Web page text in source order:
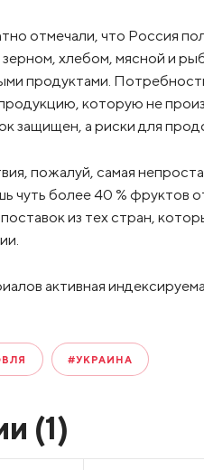
отмечали, что Россия
хлебом, мясной и
продуктами.
которую не
защищен, а риски для
пожалуй, самая
чуть более 40 % фруктов
из тех стран,
активная
#УКРАИНА
(1)